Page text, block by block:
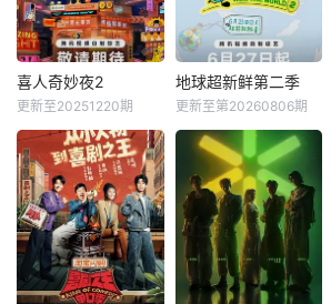
喜人奇妙夜2
更新至20251220期
地球超新鲜第二季
更新至第20260806期